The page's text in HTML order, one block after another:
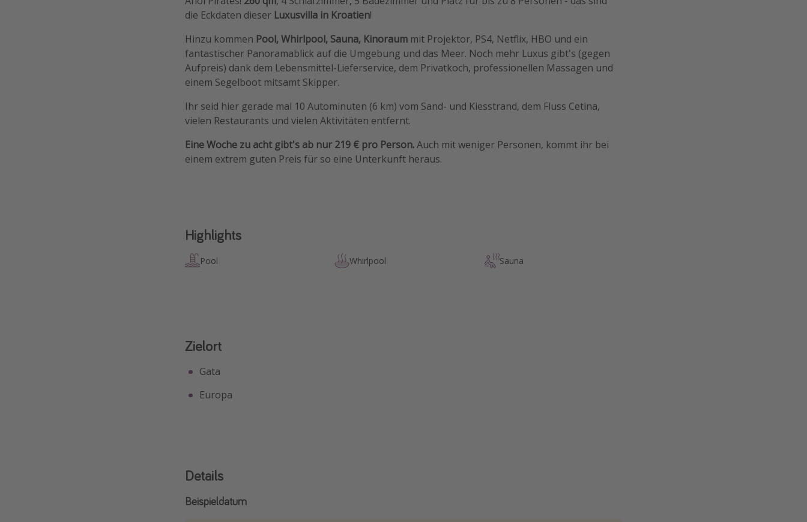
die Eckdaten dieser Luxusvilla in Kroatien!
Hinzu kommen Pool, Whirlpool, Sauna, Kinoraum mit Projektor, PS4, Netflix, HBO und ein
fantastischer Panoramablick auf die Umgebung und das Meer. Noch mehr Luxus gibt's (gegen
Aufpreis) dank dem Lebensmittel-Lieferservice, dem Privatkoch, professionellen Massagen und
einem Segelboot mitsamt Skipper.
Ihr seid hier gerade mal 10 Autominuten (6 km) vom Sand- und Kiesstrand, dem Fluss Cetina,
vielen Restaurants und vielen Aktivitäten entfernt.
Eine Woche zu acht gibt's ab nur 219 € pro Person.Auch mit weniger Personen, kommt ihr bei
einem extrem guten Preis für so eine Unterkunft heraus.
Highlights
Pool Whirlpool Sauna
Zielort
Gata
Europa
Details
Beispieldatum